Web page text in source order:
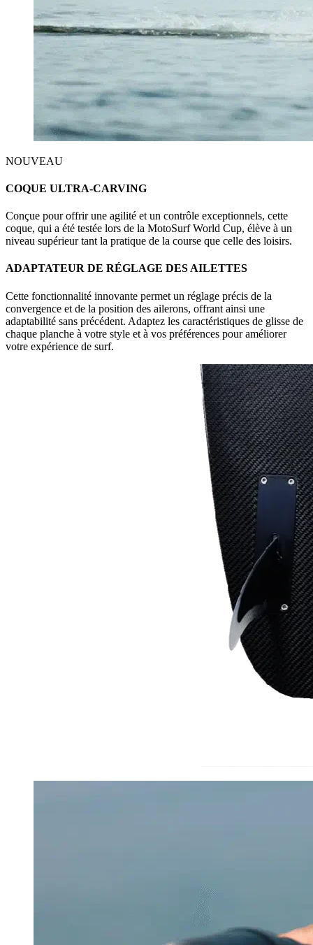
NOUVEAU
COQUE ULTRA-CARVING
Conçue pour offrir une agilité et un contrôle exceptionnels, cette
coque, qui a été testée lors de la MotoSurf World Cup, élève à un
niveau supérieur tant la pratique de la course que celle des loisirs.
ADAPTATEUR DE RÉGLAGE DES AILETTES
Cette fonctionnalité innovante permet un réglage précis de la
convergence et de la position des ailerons, offrant ainsi une
adaptabilité sans précédent. Adaptez les caractéristiques de glisse de
chaque planche à votre style et à vos préférences pour améliorer
votre expérience de surf.